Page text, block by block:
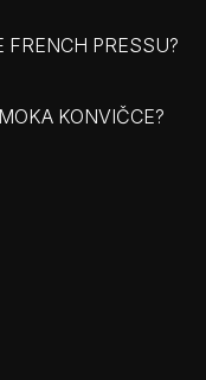
FRENCH PRESSU?
KONVIČCE?